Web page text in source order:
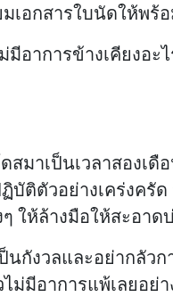
มเอกสารใบนัดให้พ
มีอาการข้างเคียงอ
มาเป็นเวลาสองเ
บัติตัวอย่างเคร่งครั
ให้ล้างมือให้สะอาด
นกังวลและอย่ากลั
มีอาการแพ้เลยอย่